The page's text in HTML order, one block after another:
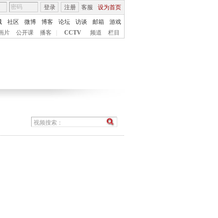
客服 设为首页
登录 注册
社区 微博 博客 论坛 访谈 邮箱
游戏
片
公开课 播客 CCTV 频道 栏目